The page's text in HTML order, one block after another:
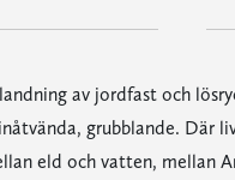
av jordfast och
grubblande. Där
eld och vatten, mellan